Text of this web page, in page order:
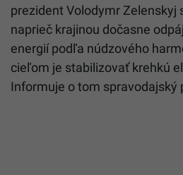
prezident Volodymr Zelenskyj
naprieč krajinou dočasne
energií podľa núdzového
cieľom je stabilizovať krehkú
Informuje o tom spravodajský